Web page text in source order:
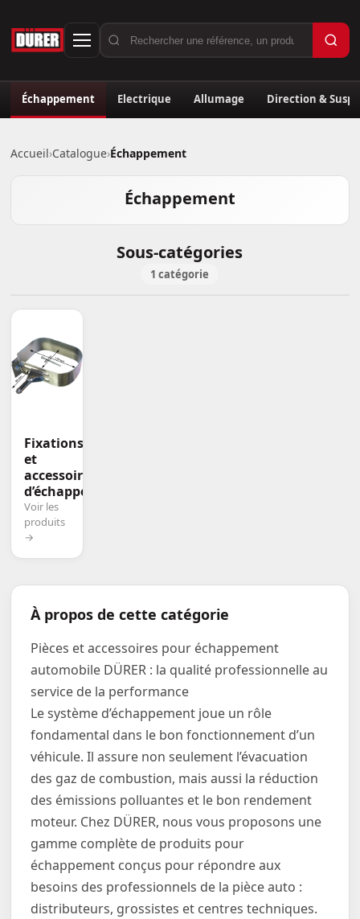
Échappement Electrique Allumage Direction &
Accueil›Catalogue›Échappement
Échappement
Sous-catégories
1 catégorie
Fixations
et
accessoires
d’échappement
Voir les
produits
→
À propos de cette catégorie
Pièces et accessoires pour échappement
automobile DÜRER : la qualité professionnelle au
service de la performance
Le système d’échappement joue un rôle
fondamental dans le bon fonctionnement d’un
véhicule. Il assure non seulement l’évacuation
des gaz de combustion, mais aussi la réduction
des émissions polluantes et le bon rendement
moteur. Chez DÜRER, nous vous proposons une
gamme complète de produits pour
échappement conçus pour répondre aux
besoins des professionnels de la pièce auto :
distributeurs, grossistes et centres techniques.